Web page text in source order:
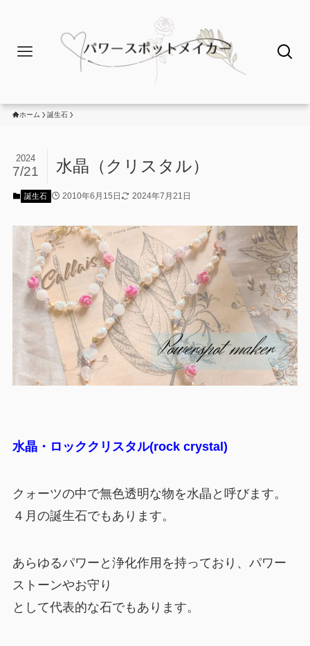
ホーム 誕生石
水晶（クリスタル）
2024
7/21
誕生石 2010年6月15日 2024年7月21日
水晶・ロッククリスタル(rock crystal)
クォーツの中で無色透明な物を水晶と呼びます。
４月の誕生石でもあります。
あらゆるパワーと浄化作用を持っており、パワー
ストーンやお守り
として代表的な石でもあります。